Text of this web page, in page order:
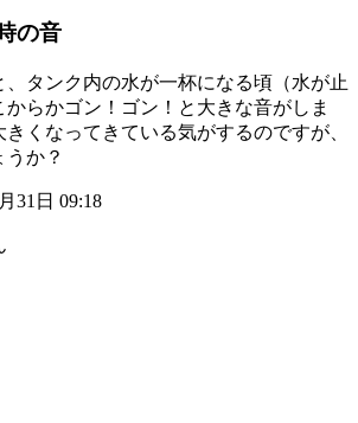
の音
、タンク内の水が一杯になる頃（水が止
からかゴン！ゴン！と大きな音がしま
くなってきている気がするのですが、
か？
31日 09:18